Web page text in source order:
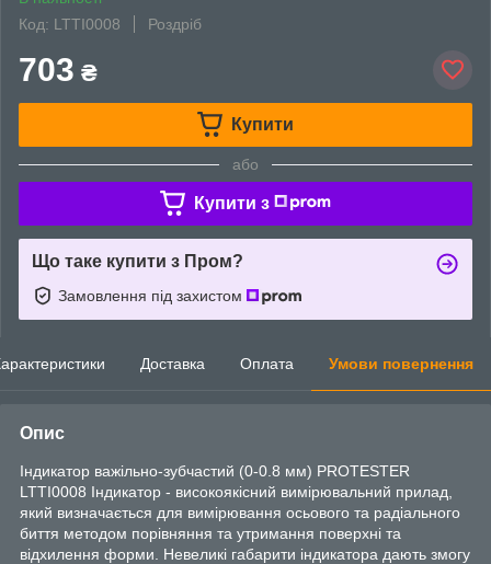
Код: LTTI0008
Роздріб
703 ₴
Купити
або
Купити з
Що таке купити з Пром?
Замовлення під захистом
Доставка Оплата Умови повернення
Опис
Індикатор важільно-зубчастий (0-0.8 мм) PROTESTER
LTTI0008 Індикатор - високоякісний вимірювальний прилад,
який визначається для вимірювання осьового та радіального
биття методом порівняння та утримання поверхні та
відхилення форми. Невеликі габарити індикатора дають змогу